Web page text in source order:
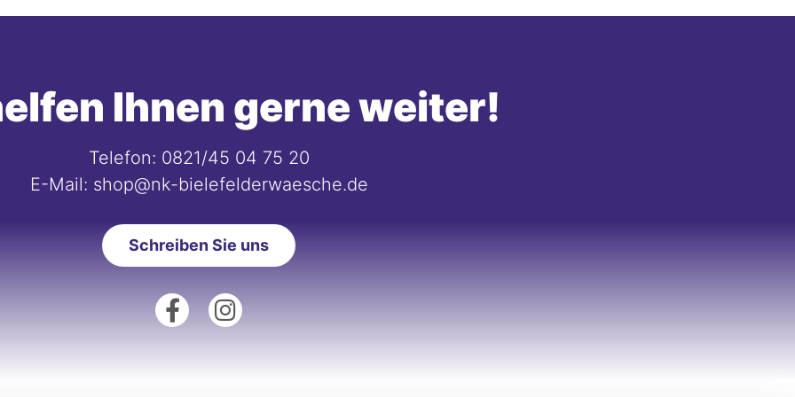
Ihnen gerne weiter!
Telefon: 0821/45 04 75 20
E-Mail: shop@nk-bielefelderwaesche.de
Schreiben Sie uns